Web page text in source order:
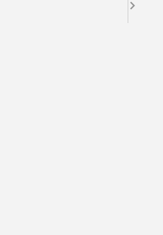
Land wollen zukünftig noch enger
die beiden
Vorstandssitzung.